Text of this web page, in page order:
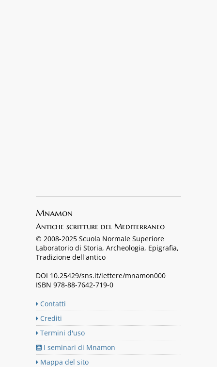
Mnamon
Antiche scritture del Mediterraneo
© 2008-2025 Scuola Normale Superiore
Laboratorio di Storia, Archeologia, Epigrafia,
Tradizione dell'antico
DOI 10.25429/sns.it/lettere/mnamon000
ISBN 978-88-7642-719-0
Contatti
Crediti
Termini d'uso
I seminari di Mnamon
Mappa del sito